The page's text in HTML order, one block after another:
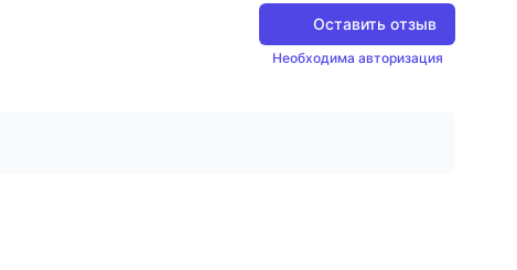
Оставить отзыв
Необходима авторизация